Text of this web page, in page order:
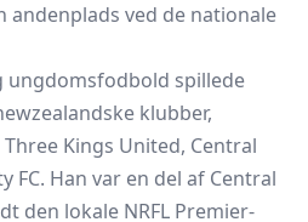
andenplads ved de nationale
ungdomsfodbold spillede
klubber,
Kings United, Central
FC. Han var en del af Central
den lokale NRFL Premier-